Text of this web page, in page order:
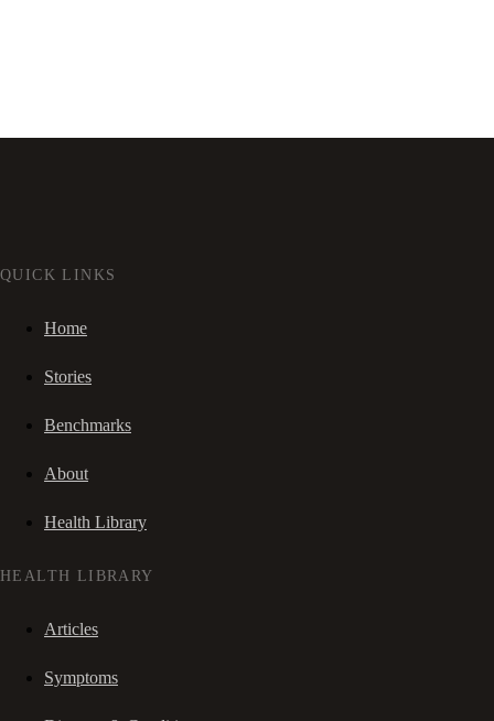
QUICK LINKS
Home
Stories
Benchmarks
About
Health Library
HEALTH LIBRARY
Articles
Symptoms